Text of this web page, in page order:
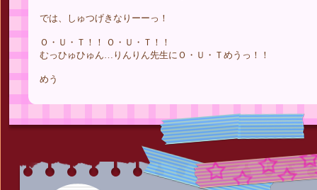
では、しゅつげきなりーーっ！
Ｏ・Ｕ・Ｔ！！ Ｏ・Ｕ・Ｔ！！
むっひゅひゅん…りんりん先生にＯ・Ｕ・Ｔめうっ！！
めう